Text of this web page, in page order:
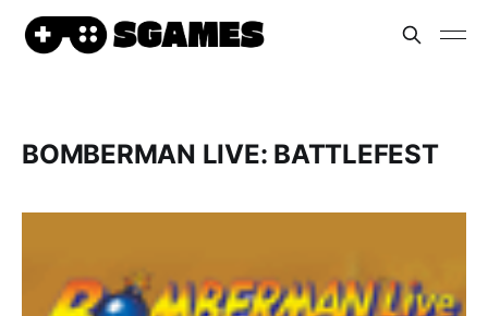
BOMBERMAN LIVE: BATTLEFEST